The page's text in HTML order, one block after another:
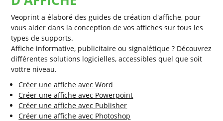
Veoprint a élaboré des guides de création d'affiche, pour
vous aider dans la conception de vos affiches sur tous les
types de supports.
Affiche informative, publicitaire ou signalétique ? Découvrez
différentes solutions logicielles, accessibles quel que soit
vottre niveau.
Créer une affiche avec Word
Créer une affiche avec Powerpoint
Créer une affiche avec Publisher
Créer une affiche avec Photoshop